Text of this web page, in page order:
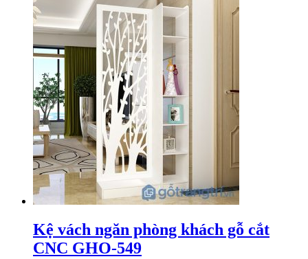
Kệ vách ngăn phòng khách gỗ cắt
CNC GHO-549